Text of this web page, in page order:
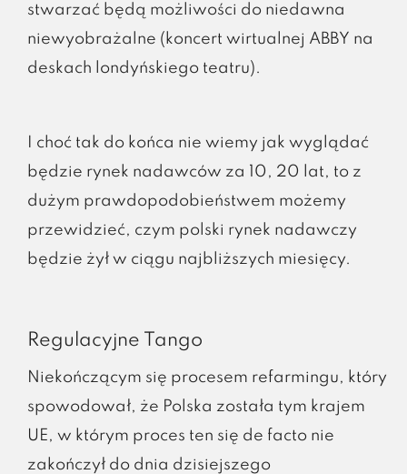
stwarzać będą możliwości do niedawna
niewyobrażalne (koncert wirtualnej ABBY na
deskach londyńskiego teatru).
I choć tak do końca nie wiemy jak wyglądać
będzie rynek nadawców za 10, 20 lat, to z
dużym prawdopodobieństwem możemy
przewidzieć, czym polski rynek nadawczy
będzie żył w ciągu najbliższych miesięcy.
Regulacyjne Tango
Niekończącym się procesem refarmingu, który
spowodował, że Polska została tym krajem
UE, w którym proces ten się de facto nie
zakończył do dnia dzisiejszego